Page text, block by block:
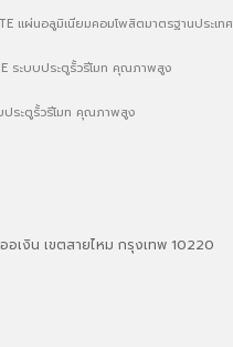
แผ่นอลูมิเนียมคอมโพสิตมาตรฐานประเ
ระบบประตูรั้วรีโมท คุณภาพสูง
ระตูรั้วรีโมท คุณภาพสูง
เงิน เขตสายไหม กรุงเทพ 10220